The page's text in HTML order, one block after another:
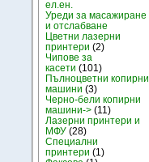
ел.ен.
Уреди за масажиране
и отслабване
Цветни лазерни
принтери (2)
Чипове за
касети (101)
Пълноцветни копирни
машини (3)
Черно-бели копирни
машини-> (11)
Лазерни принтери и
МФУ (28)
Специални
принтери (1)